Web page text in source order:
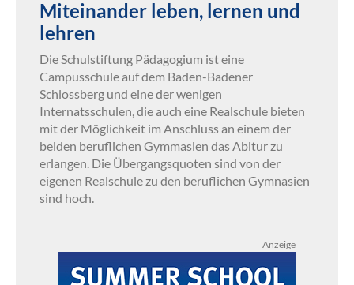
Miteinander leben, lernen und
lehren
Die Schulstiftung Pädagogium ist eine
Campusschule auf dem Baden-Badener
Schlossberg und eine der wenigen
Internatsschulen, die auch eine Realschule bieten
mit der Möglichkeit im Anschluss an einem der
beiden beruflichen Gymmasien das Abitur zu
erlangen. Die Übergangsquoten sind von der
eigenen Realschule zu den beruflichen Gymnasien
sind hoch.
Anzeige